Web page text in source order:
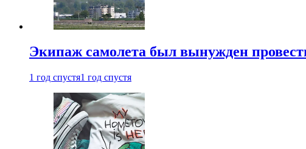
Экипаж самолета был вынужден
1 год спустя1 год спустя